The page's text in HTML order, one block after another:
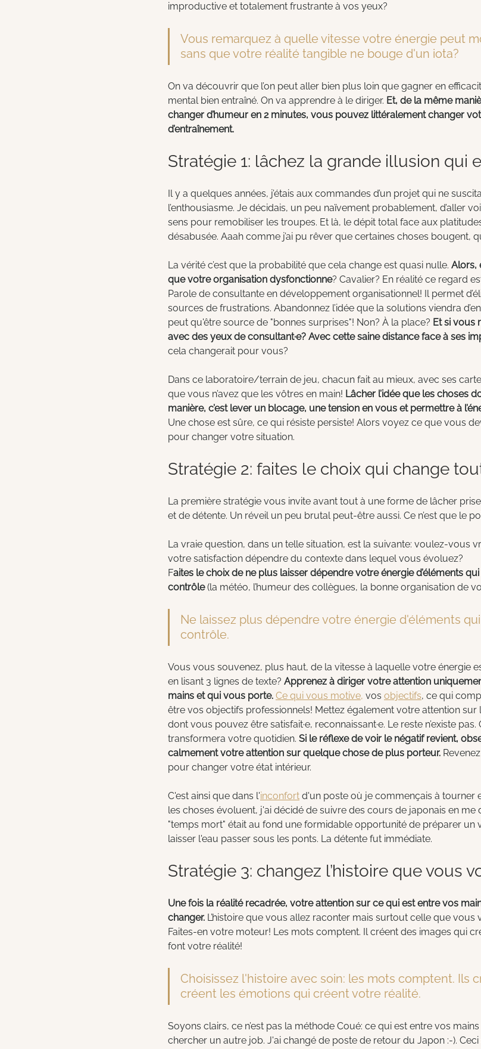
improductive et totalement frustrante à vos yeux?
Vous remarquez à quelle vitesse votre énergie peut
sans que votre réalité tangible ne bouge d'un iota?
On va découvrir que l’on peut aller bien plus loin que gagner en
mental bien entraîné. On va apprendre à le diriger. Et, de la même
changer d’humeur en 2 minutes, vous pouvez littéralement changer
d’entraînement.
Stratégie 1: lâchez la grande illusion qui
Il y a quelques années, j’étais aux commandes d’un projet qui ne
l’enthousiasme. Je décidais, un peu naïvement probablement, d’aller
sens pour remobiliser les troupes. Et là, le dépit total face aux
désabusée. Aaah comme j’ai pu rêver que certaines choses bougent,
La vérité c’est que la probabilité que cela change est quasi nulle. Alors,
que votre organisation dysfonctionne? Cavalier? En réalité ce regard
Parole de consultante en développement organisationnel! Il permet
sources de frustrations. Abandonnez l’idée que la solutions viendra
peut qu'être source de "bonnes surprises"! Non? À la place? Et si vous
avec des yeux de consultant·e? Avec cette saine distance face à ses
cela changerait pour vous?
Dans ce laboratoire/terrain de jeu, chacun fait au mieux, avec ses
que vous n’avez que les vôtres en main! Lâcher l’idée que les choses
manière, c’est lever un blocage, une tension en vous et permettre à
Une chose est sûre, ce qui résiste persiste! Alors voyez ce que vous
pour changer votre situation.
Stratégie 2: faites le choix qui change
La première stratégie vous invite avant tout à une forme de lâcher
et de détente. Un réveil un peu brutal peut-être aussi. Ce n’est que le
La vraie question, dans un telle situation, est la suivante: voulez-vous
votre satisfaction dépendre du contexte dans lequel vous évoluez?
Faites le choix de ne plus laisser dépendre votre énergie d’éléments
contrôle (la météo, l’humeur des collègues, la bonne organisation de
Ne laissez plus dépendre votre énergie d'éléments
contrôle.
Vous vous souvenez, plus haut, de la vitesse à laquelle votre énergie
en lisant 3 lignes de texte? Apprenez à diriger votre attention
mains et qui vous porte. Ce qui vous motive, vos objectifs, ce qui
être vos objectifs professionnels! Mettez également votre attention sur
dont vous pouvez être satisfait·e, reconnaissant·e. Le reste n’existe
transformera votre quotidien. Si le réflexe de voir le négatif revient,
calmement votre attention sur quelque chose de plus porteur.
pour changer votre état intérieur.
C'est ainsi que dans l'inconfort d'un poste où je commençais à tourner
les choses évoluent, j'ai décidé de suivre des cours de japonais en me
"temps mort" était au fond une formidable opportunité de préparer un
laisser l'eau passer sous les ponts. La détente fut immédiate.
Stratégie 3: changez l’histoire que vous
Une fois la réalité recadrée, votre attention sur ce qui est entre vos
changer. L’histoire que vous allez raconter mais surtout celle que vous
Faites-en votre moteur! Les mots comptent. Il créent des images qui
font votre réalité!
Choisissez l'histoire avec soin: les mots comptent. Ils
créent les émotions qui créent votre réalité.
Soyons clairs, ce n’est pas la méthode Coué: ce qui est entre vos
chercher un autre job. J'ai changé de poste de retour du Japon :-).